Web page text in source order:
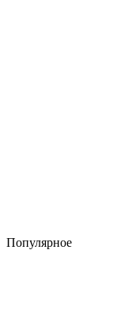
Популярное